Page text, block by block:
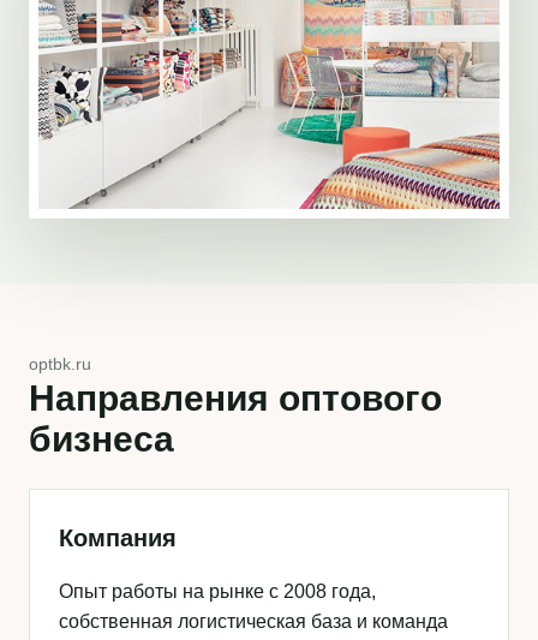
optbk.ru
Направления оптового
бизнеса
Компания
Опыт работы на рынке с 2008 года,
собственная логистическая база и команда